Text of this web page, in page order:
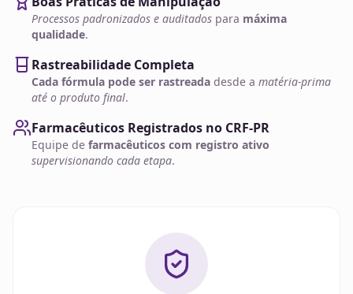
Processos padronizados e auditados para máxima
qualidade.
Rastreabilidade Completa
Cada fórmula pode ser rastreada desde a matéria-prima
até o produto final.
Farmacêuticos Registrados no CRF-PR
Equipe de farmacêuticos com registro ativo
supervisionando cada etapa.